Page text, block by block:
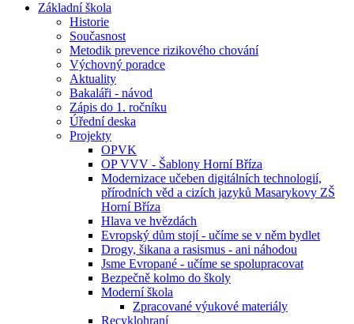
Základní škola
Historie
Současnost
Metodik prevence rizikového chování
Výchovný poradce
Aktuality
Bakaláři - návod
Zápis do 1. ročníku
Úřední deska
Projekty
OPVK
OP VVV - Šablony Horní Bříza
Modernizace učeben digitálních technologií,
přírodních věd a cizích jazyků Masarykovy ZŠ
Horní Bříza
Hlava ve hvězdách
Evropský dům stojí - učíme se v něm bydlet
Drogy, šikana a rasismus - ani náhodou
Jsme Evropané - učíme se spolupracovat
Bezpečně kolmo do školy
Moderní škola
Zpracované výukové materiály
Recyklohraní